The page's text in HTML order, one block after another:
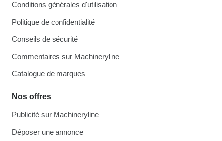
Conditions générales d'utilisation
Politique de confidentialité
Conseils de sécurité
Commentaires sur Machineryline
Catalogue de marques
Nos offres
Publicité sur Machineryline
Déposer une annonce